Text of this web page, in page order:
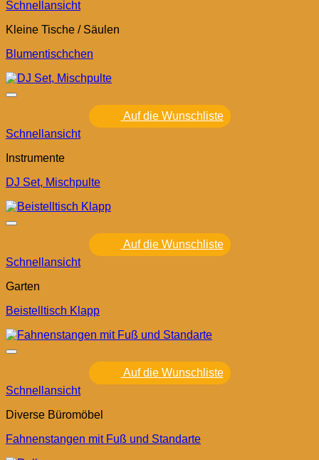
Schnellansicht
Kleine Tische / Säulen
Blumentischchen
Auf die Wunschliste
Schnellansicht
Instrumente
DJ Set, Mischpulte
Auf die Wunschliste
Schnellansicht
Garten
Beistelltisch Klapp
Auf die Wunschliste
Schnellansicht
Diverse Büromöbel
Fahnenstangen mit Fuß und Standarte